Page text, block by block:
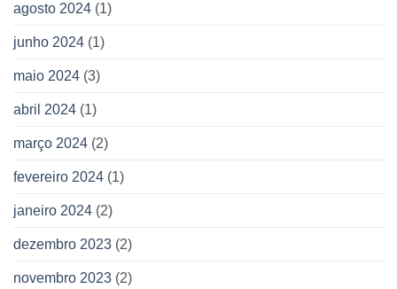
agosto 2024 (1)
junho 2024 (1)
maio 2024 (3)
abril 2024 (1)
março 2024 (2)
fevereiro 2024 (1)
janeiro 2024 (2)
dezembro 2023 (2)
novembro 2023 (2)